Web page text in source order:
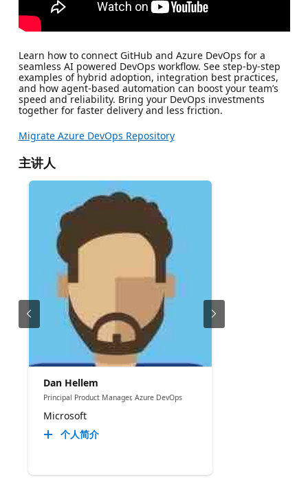
Learn how to connect GitHub and Azure DevOps for a
seamless AI powered DevOps workflow. See step-by-step
examples of hybrid adoption, integration best practices,
and how agent-based automation can boost your team’s
speed and reliability. Bring your DevOps investments
together for faster delivery and less friction.
Migrate Azure DevOps Repository
主讲人
Dan Hellem
Principal Product Manager, Azure DevOps
Microsoft
个人简介